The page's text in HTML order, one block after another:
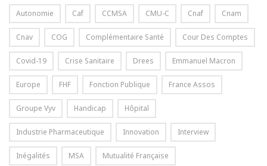
Autonomie Caf CCMSA CMU-C Cnaf Cnam
Cnav COG Complémentaire Santé Cour Des Comptes
Covid-19 Crise Sanitaire Drees Emmanuel Macron
Europe FHF Fonction Publique France Assos
Groupe Vyv Handicap Hôpital
Industrie Pharmaceutique Innovation Interview
Inégalités MSA Mutualité Française